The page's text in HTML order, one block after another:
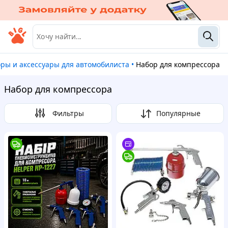
и аксессуары для автомобилиста • Набор для компрессора
Набор для компрессора
Фильтры Популярные